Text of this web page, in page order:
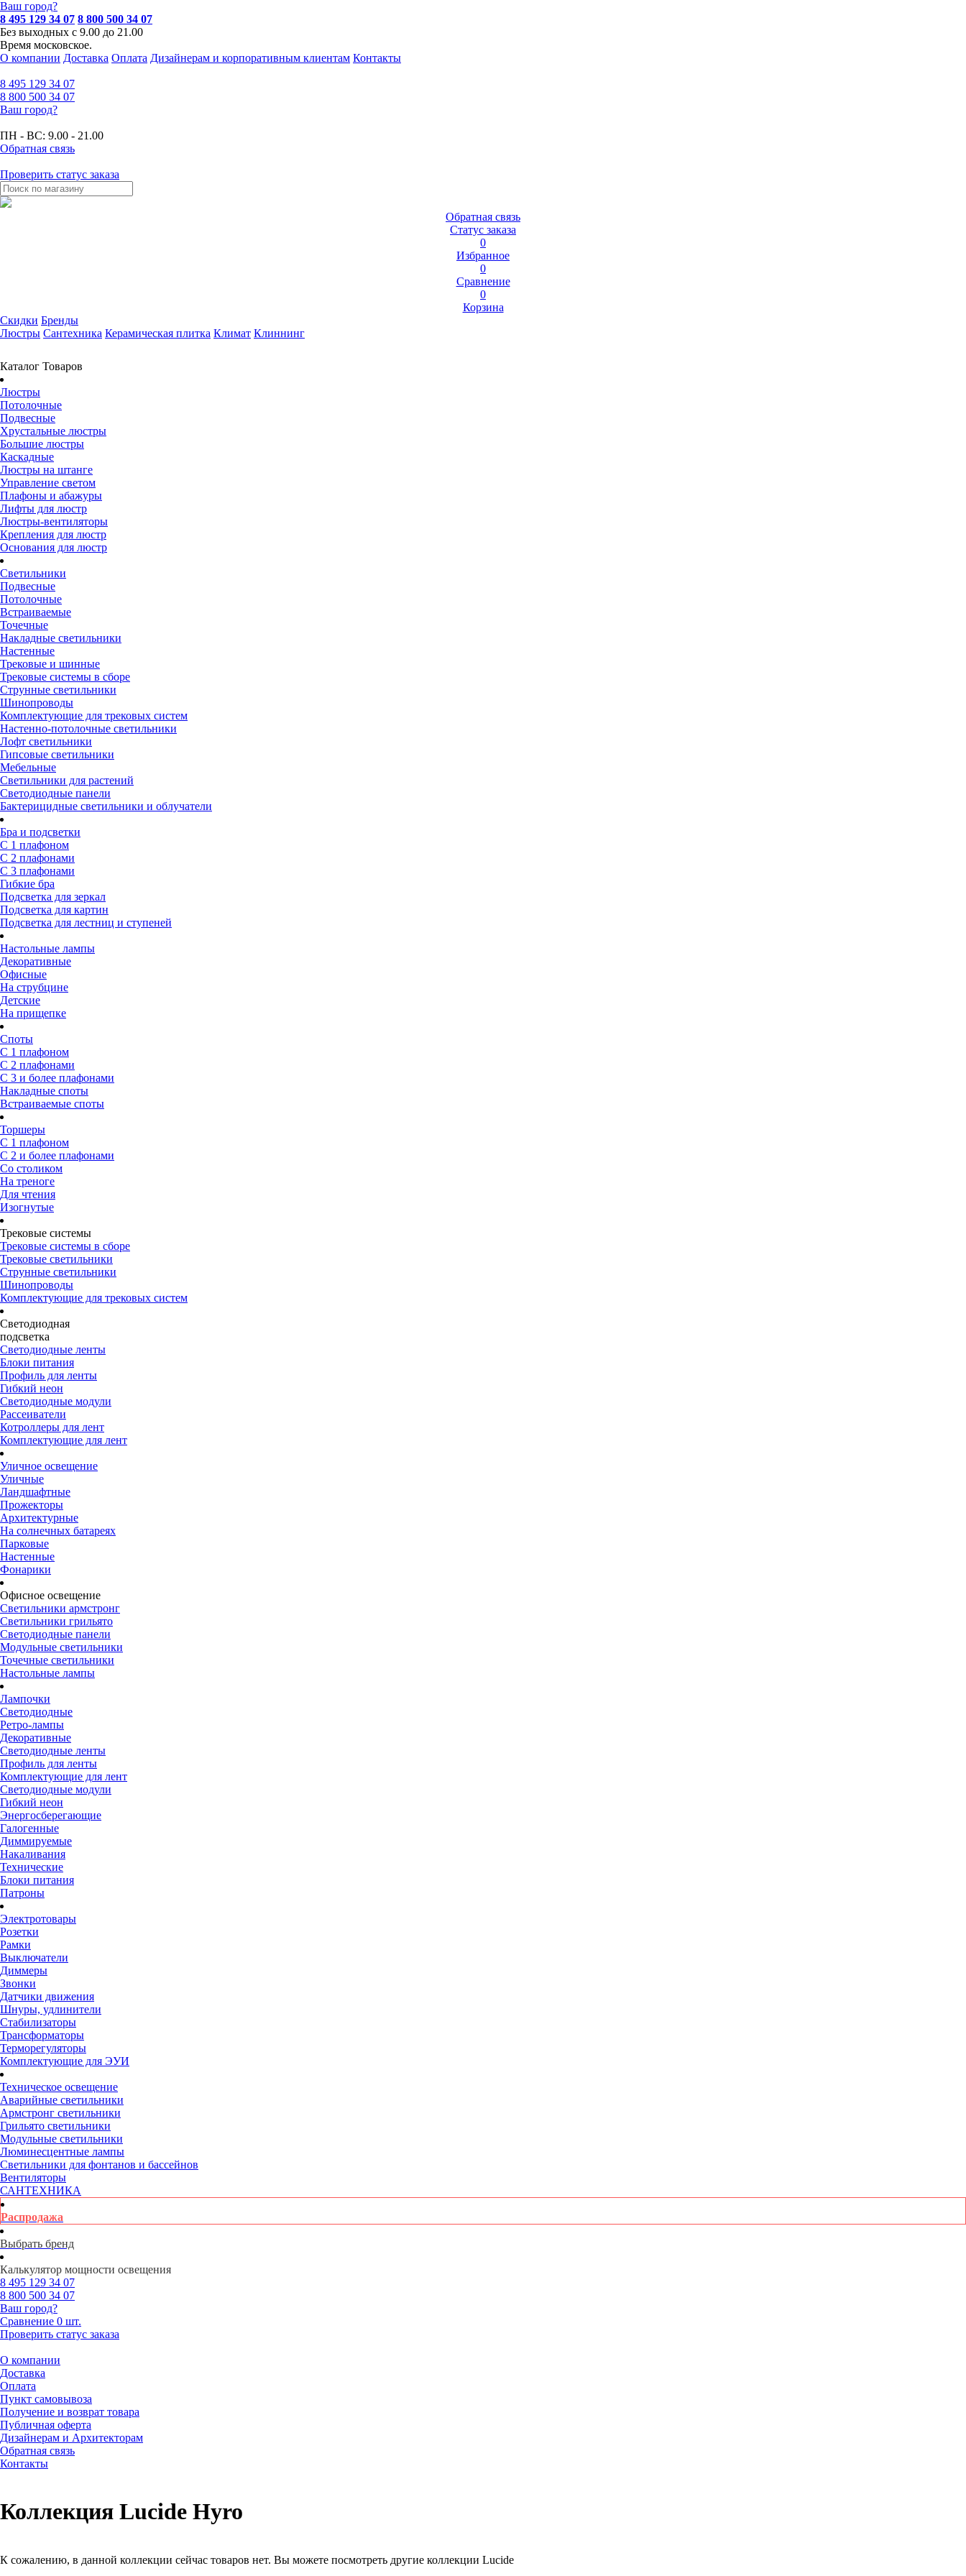
Ваш город?
8 495 129 34 07 8 800 500 34 07
Без выходных с 9.00 до 21.00
Время московское.
О компании Доставка Оплата Дизайнерам и корпоративным клиентам Контакты
8 495 129 34 07
8 800 500 34 07
Ваш город?
ПН - ВС: 9.00 - 21.00
Обратная связь
Проверить статус заказа
Обратная связь
Статус заказа
0
Избранное
0
Сравнение
0
Корзина
Скидки Бренды
Люстры Сантехника Керамическая плитка Климат Клиннинг
Каталог Товаров
Люстры
Потолочные
Подвесные
Хрустальные люстры
Большие люстры
Каскадные
Люстры на штанге
Управление светом
Плафоны и абажуры
Лифты для люстр
Люстры-вентиляторы
Крепления для люстр
Основания для люстр
Светильники
Подвесные
Потолочные
Встраиваемые
Точечные
Накладные светильники
Настенные
Трековые и шинные
Трековые системы в сборе
Струнные светильники
Шинопроводы
Комплектующие для трековых систем
Настенно-потолочные светильники
Лофт светильники
Гипсовые светильники
Мебельные
Светильники для растений
Светодиодные панели
Бактерицидные светильники и облучатели
Бра и подсветки
С 1 плафоном
С 2 плафонами
С 3 плафонами
Гибкие бра
Подсветка для зеркал
Подсветка для картин
Подсветка для лестниц и ступеней
Настольные лампы
Декоративные
Офисные
На струбцине
Детские
На прищепке
Споты
С 1 плафоном
С 2 плафонами
С 3 и более плафонами
Накладные споты
Встраиваемые споты
Торшеры
С 1 плафоном
С 2 и более плафонами
Со столиком
На треноге
Для чтения
Изогнутые
Трековые системы
Трековые системы в сборе
Трековые светильники
Струнные светильники
Шинопроводы
Комплектующие для трековых систем
Светодиодная
подсветка
Светодиодные ленты
Блоки питания
Профиль для ленты
Гибкий неон
Светодиодные модули
Рассеиватели
Котроллеры для лент
Комплектующие для лент
Уличное освещение
Уличные
Ландшафтные
Прожекторы
Архитектурные
На солнечных батареях
Парковые
Настенные
Фонарики
Офисное освещение
Светильники армстронг
Светильники грильято
Светодиодные панели
Модульные светильники
Точечные светильники
Настольные лампы
Лампочки
Светодиодные
Ретро-лампы
Декоративные
Светодиодные ленты
Профиль для ленты
Комплектующие для лент
Светодиодные модули
Гибкий неон
Энергосберегающие
Галогенные
Диммируемые
Накаливания
Технические
Блоки питания
Патроны
Электротовары
Розетки
Рамки
Выключатели
Диммеры
Звонки
Датчики движения
Шнуры, удлинители
Стабилизаторы
Трансформаторы
Терморегуляторы
Комплектующие для ЭУИ
Техническое освещение
Аварийные светильники
Армстронг светильники
Грильято светильники
Модульные светильники
Люминесцентные лампы
Светильники для фонтанов и бассейнов
Вентиляторы
САНТЕХНИКА
Распродажа
Выбрать бренд
Калькулятор мощности освещения
8 495 129 34 07
8 800 500 34 07
Ваш город?
Сравнение 0 шт.
Проверить статус заказа
О компании
Доставка
Оплата
Пункт самовывоза
Получение и возврат товара
Публичная оферта
Дизайнерам и Архитекторам
Обратная связь
Контакты
Коллекция Lucide Hyro
К сожалению, в данной коллекции сейчас товаров нет. Вы можете посмотреть другие коллекции Lucide